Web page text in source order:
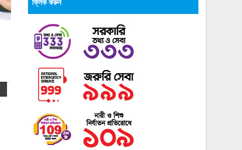
ক্লিক করুন